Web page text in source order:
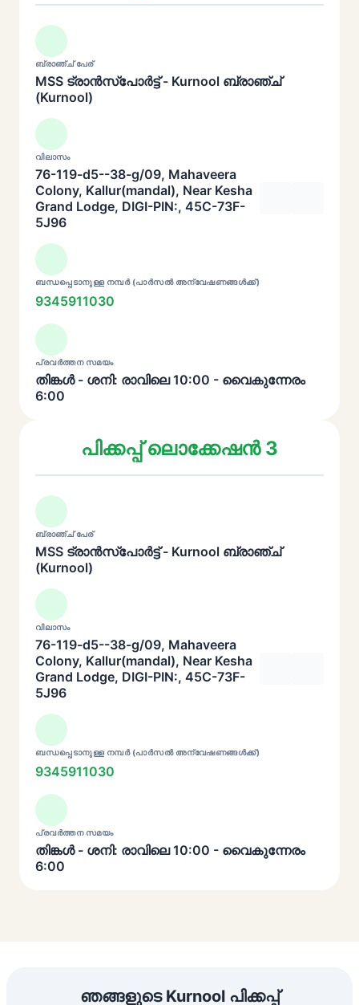
ബ്രാഞ്ച് പേര്
MSS ട്രാൻസ്പോർട്ട് - Kurnool ബ്രാഞ്ച്
(Kurnool)
വിലാസം
76-119-d5--38-g/09, Mahaveera
Colony, Kallur(mandal), Near Kesha
Grand Lodge, DIGI-PIN:, 45C-73F-
5J96
ബന്ധപ്പെടാനുള്ള നമ്പർ (പാർസൽ അന്വേഷണങ്ങൾക്ക്)
9345911030
പ്രവർത്തന സമയം
തിങ്കൾ - ശനി: രാവിലെ 10:00 - വൈകുന്നേരം
6:00
പിക്കപ്പ് ലൊക്കേഷൻ 3
ബ്രാഞ്ച് പേര്
MSS ട്രാൻസ്പോർട്ട് - Kurnool ബ്രാഞ്ച്
(Kurnool)
വിലാസം
76-119-d5--38-g/09, Mahaveera
Colony, Kallur(mandal), Near Kesha
Grand Lodge, DIGI-PIN:, 45C-73F-
5J96
ബന്ധപ്പെടാനുള്ള നമ്പർ (പാർസൽ അന്വേഷണങ്ങൾക്ക്)
9345911030
പ്രവർത്തന സമയം
തിങ്കൾ - ശനി: രാവിലെ 10:00 - വൈകുന്നേരം
6:00
ഞങ്ങളുടെ Kurnool പിക്കപ്പ്